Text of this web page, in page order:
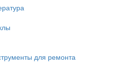
для ремонта